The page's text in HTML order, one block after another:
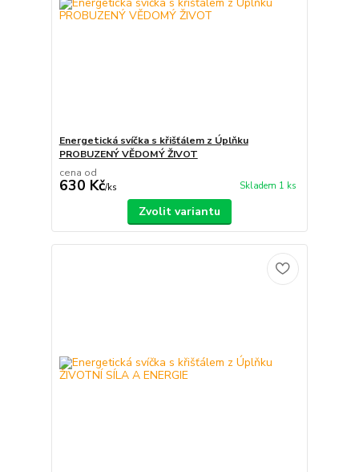
Energetická svíčka s křišťálem z Úplňku
PROBUZENÝ VĚDOMÝ ŽIVOT
cena od
630 Kč/ks Skladem 1 ks
Zvolit variantu